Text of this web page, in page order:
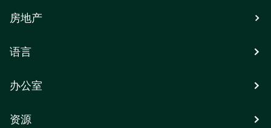
房地产
语言
办公室
资源